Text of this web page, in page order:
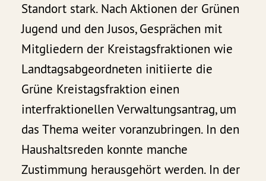
Standort stark. Nach Aktionen der Grünen
Jugend und den Jusos, Gesprächen mit
Mitgliedern der Kreistagsfraktionen wie
Landtagsabgeordneten initiierte die
Grüne Kreistagsfraktion einen
interfraktionellen Verwaltungsantrag, um
das Thema weiter voranzubringen. In den
Haushaltsreden konnte manche
Zustimmung herausgehört werden. In der